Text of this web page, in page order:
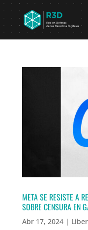
META SE RESISTE A
SOBRE CENSURA EN
Abr 17, 2024|